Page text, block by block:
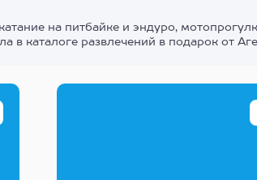
на питбайке и эндуро,
в каталоге развлечений в подарок от